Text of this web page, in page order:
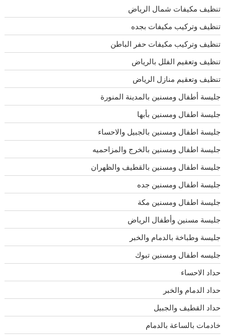
تنظيف مكيفات شمال الرياض
تنظيف وتركيب مكيفات بجده
تنظيف وتركيب مكيفات حفر الباطن
تنظيف وتعقيم الفلل بالرياض
تنظيف وتعقيم منازل الرياض
جليسة أطفال ومسنين بالمدينة المنورة
جليسة اطفال ومسنين بأبها
جليسة اطفال ومسنين بالجبيل والاحساء
جليسة اطفال ومسنين بالخرج والمزاحميه
جليسة اطفال ومسنين بالقطيف والظهران
جليسة اطفال ومسنين جده
جليسة اطفال ومسنين مكة
جليسة مسنين وأطفال الرياض
جليسة وطباخة بالدمام والخبر
جليسه اطفال ومسنين تبوك
حداد الاحساء
حداد الدمام والخبر
حداد القطيف والجبيل
خادمات بالساعة بالدمام